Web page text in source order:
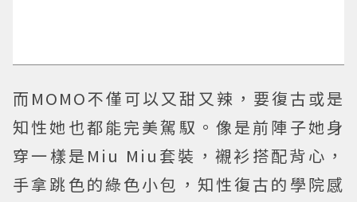
而MOMO不僅可以又甜又辣，要復古或是
知性她也都能完美駕馭。像是前陣子她身
穿一樣是Miu Miu套裝，襯衫搭配背心，
手拿跳色的綠色小包，知性復古的學院感